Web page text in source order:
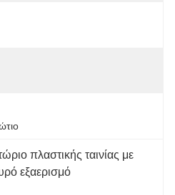
πλαστικής ταινίας με
εξαερισμό